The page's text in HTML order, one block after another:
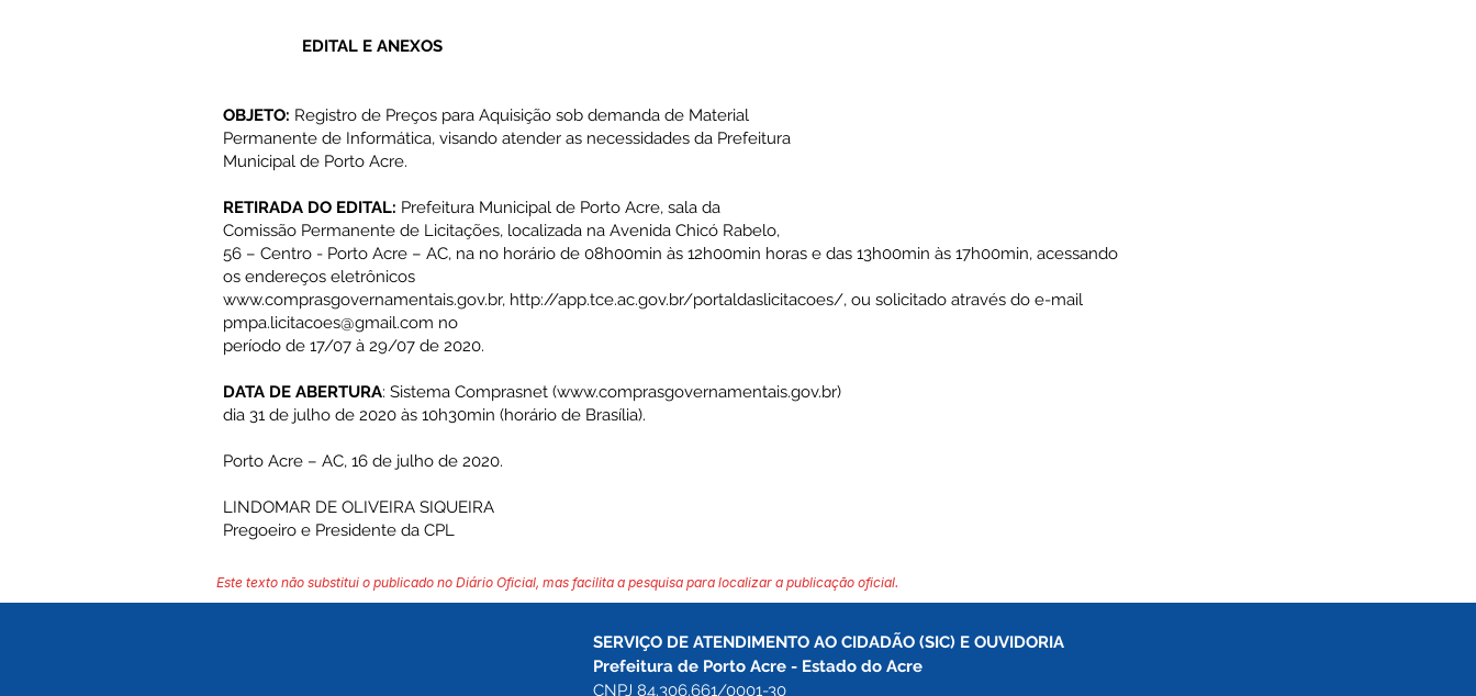
EDITAL E ANEXOS
OBJETO: Registro de Preços para Aquisição sob demanda de Material
Permanente de Informática, visando atender as necessidades da Prefeitura
Municipal de Porto Acre.
RETIRADA DO EDITAL: Prefeitura Municipal de Porto Acre, sala da
Comissão Permanente de Licitações, localizada na Avenida Chicó Rabelo,
56 – Centro - Porto Acre – AC, na no horário de 08h00min às 12h00min horas e das 13h00min às 17h00min, acessando
os endereços eletrônicos
www.comprasgovernamentais.gov.br, http://app.tce.ac.gov.br/portaldaslicitacoes/, ou solicitado através do e-mail
pmpa.licitacoes@gmail.com no
período de 17/07 à 29/07 de 2020.
DATA DE ABERTURA: Sistema Comprasnet (www.comprasgovernamentais.gov.br)
dia 31 de julho de 2020 às 10h30min (horário de Brasília).
Porto Acre – AC, 16 de julho de 2020.
LINDOMAR DE OLIVEIRA SIQUEIRA
Pregoeiro e Presidente da CPL
Este texto não substitui o publicado no Diário Oficial, mas facilita a pesquisa para localizar a publicação oficial.
SERVIÇO DE ATENDIMENTO AO CIDADÃO (SIC) E OUVIDORIA
Prefeitura de Porto Acre - Estado do Acre
CNPJ 84.306.661/0001-30